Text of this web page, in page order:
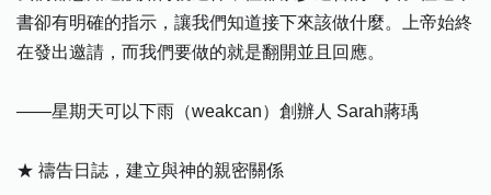
書卻有明確的指示，讓我們知道接下來該做什麼。上帝始終
在發出邀請，而我們要做的就是翻開並且回應。
——星期天可以下雨（weakcan）創辦人 Sarah蔣瑀
★ 禱告日誌，建立與神的親密關係